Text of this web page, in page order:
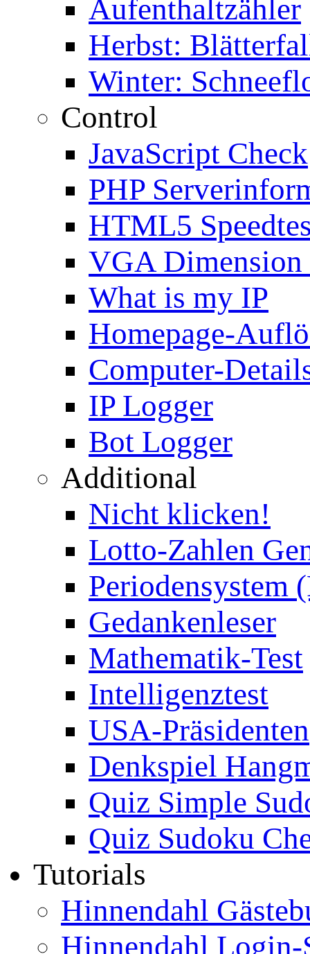
Aufenthaltzähler
Herbst:
Winter:
Control
JavaScript Check
PHP
HTML5
VGA Dimension
What is my IP
Homepage-
Computer-
IP Logger
Bot Logger
Additional
Nicht klicken!
Lotto-Zahlen
Periodensystem
Gedankenleser
Mathematik-Test
Intelligenztest
USA-Präsidenten
Denkspiel
Quiz Simple
Quiz Sudoku
Tutorials
Hinnendahl
Hinnendahl Login-